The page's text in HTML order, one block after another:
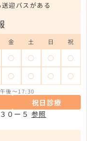
迎バスがある
金 土 日 祝
◯ ◯ ◯ ◯
◯ ◯ ◯ ◯
後〜17:30
祝日診療
０ー５ 参照